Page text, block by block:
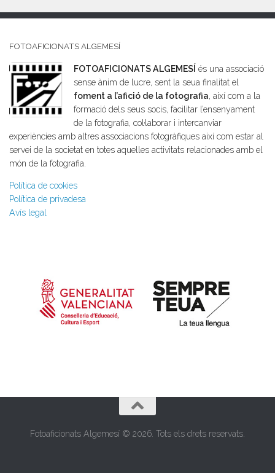
FOTOAFICIONATS ALGEMESÍ
FOTOAFICIONATS ALGEMESÍ és una associació
sense ànim de lucre, sent la seua finalitat el
foment a l’afició de la fotografia, així com a la
formació dels seus socis, facilitar l’ensenyament
de la fotografia, col·laborar i intercanviar
experiències amb altres associacions fotogràfiques així com estar al
servei de la societat en totes aquelles activitats relacionades amb el
món de la fotografia.
Política de cookies
Política de privadesa
Avís legal
Fotoaficionats Algemesí © 2026. Tots els drets reservats.